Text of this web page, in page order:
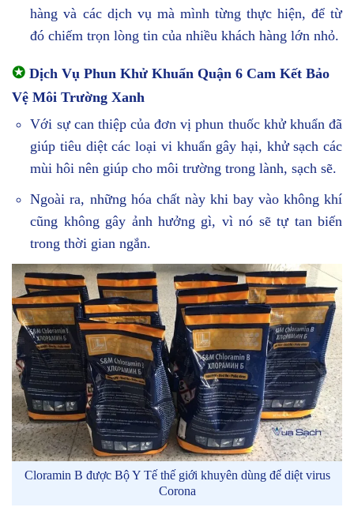
hàng và các dịch vụ mà mình từng thực hiện, để từ
đó chiếm trọn lòng tin của nhiều khách hàng lớn nhỏ.
✪ Dịch Vụ Phun Khử Khuẩn Quận 6 Cam Kết Bảo
Vệ Môi Trường Xanh
Với sự can thiệp của đơn vị phun thuốc khử khuẩn đã
giúp tiêu diệt các loại vi khuẩn gây hại, khử sạch các
mùi hôi nên giúp cho môi trường trong lành, sạch sẽ.
Ngoài ra, những hóa chất này khi bay vào không khí
cũng không gây ảnh hưởng gì, vì nó sẽ tự tan biến
trong thời gian ngắn.
Cloramin B được Bộ Y Tế thế giới khuyên dùng để diệt virus
Corona